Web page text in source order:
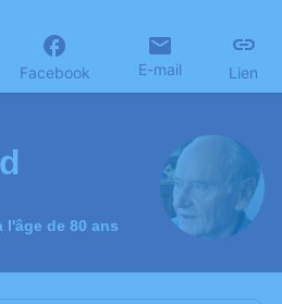
Facebook E-mail Lien
l'âge de 80 ans